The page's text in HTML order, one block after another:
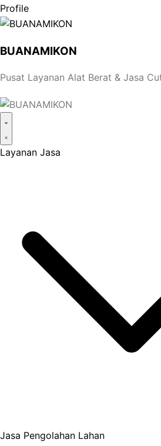
Profile
BUANAMIKON
Pusat Layanan Alat Berat & Jasa
Layanan Jasa
Jasa Pengolahan Lahan